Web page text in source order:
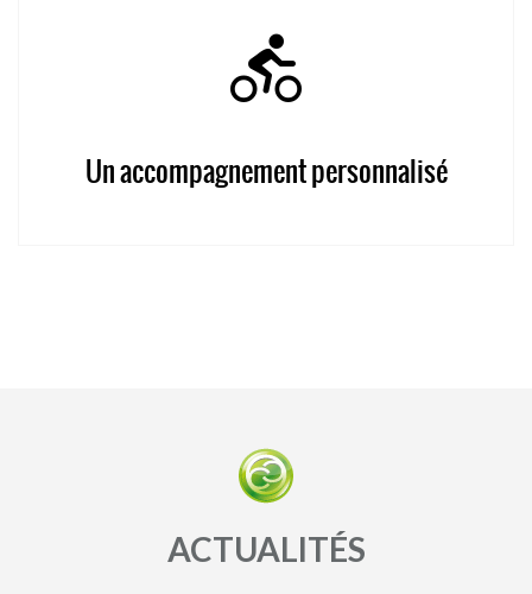
Un accompagnement personnalisé
ACTUALITÉS